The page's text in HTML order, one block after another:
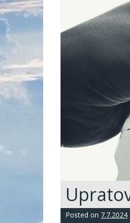
Posted on 7.7.2024